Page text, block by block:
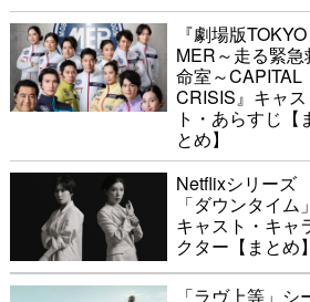
『劇場版TOKYO
MER～走る緊急
命室～CAPITAL
CRISIS』キャス
ト・あらすじ【
とめ】
Netflixシリーズ
「ダウンタイム」
キャスト・キャ
クター【まとめ】
「ラヴ上等」シ